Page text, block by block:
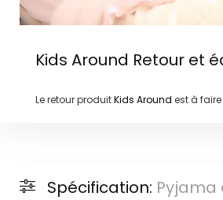
Kids Around Retour et
Le retour produitKids Around est à
Spécification: Pyjama